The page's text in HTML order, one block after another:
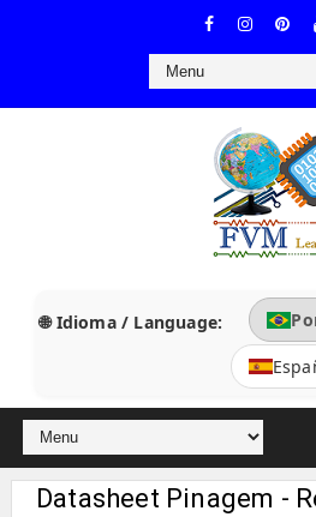
🌐 Idioma / Language:
Datasheet Pinagem -